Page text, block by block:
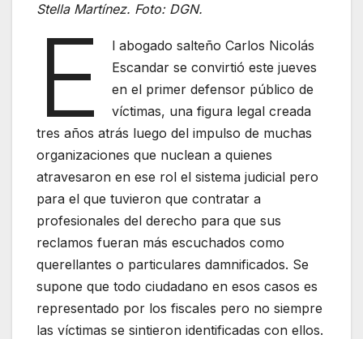
Stella Martínez. Foto: DGN.
E
l abogado salteño Carlos Nicolás
Escandar se convirtió este jueves
en el primer defensor público de
víctimas, una figura legal creada
tres años atrás luego del impulso de muchas
organizaciones que nuclean a quienes
atravesaron en ese rol el sistema judicial pero
para el que tuvieron que contratar a
profesionales del derecho para que sus
reclamos fueran más escuchados como
querellantes o particulares damnificados. Se
supone que todo ciudadano en esos casos es
representado por los fiscales pero no siempre
las víctimas se sintieron identificadas con ellos.